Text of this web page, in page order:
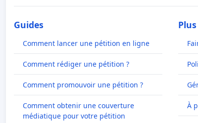
Guides
Comment lancer une pétition en ligne
Comment rédiger une pétition ?
Comment promouvoir une pétition ?
Comment obtenir une couverture
médiatique pour votre pétition
Plus
À